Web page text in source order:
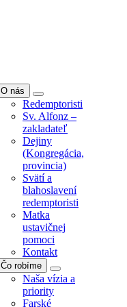
O nás
Redemptoristi
Sv. Alfonz –
zakladateľ
Dejiny
(Kongregácia,
provincia)
Svätí a
blahoslavení
redemptoristi
Matka
ustavičnej
pomoci
Kontakt
Čo robíme
Naša vízia a
priority
Farské
(Kongregácia,
provincia)
Svätí a
blahoslavení
redemptoristi
Matka
ustavičnej
pomoci
Kontakt
Čo robíme
Naša vízia a
priority
Farské
misie/exercície
Farská
pastorácia
Povolania
Spolupráca s